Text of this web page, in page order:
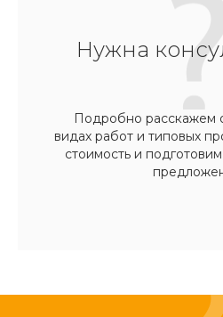
Нужна
Подробно расскажем
видах работ и типовых
стоимость и